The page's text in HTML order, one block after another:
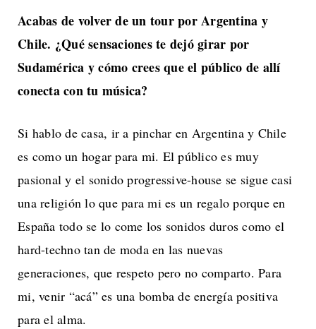
Acabas de volver de un tour por Argentina y
Chile. ¿Qué sensaciones te dejó girar por
Sudamérica y cómo crees que el público de allí
conecta con tu música?
Si hablo de casa, ir a pinchar en Argentina y Chile
es como un hogar para mi. El público es muy
pasional y el sonido progressive-house se sigue casi
una religión lo que para mi es un regalo porque en
España todo se lo come los sonidos duros como el
hard-techno tan de moda en las nuevas
generaciones, que respeto pero no comparto. Para
mi, venir “acá” es una bomba de energía positiva
para el alma.